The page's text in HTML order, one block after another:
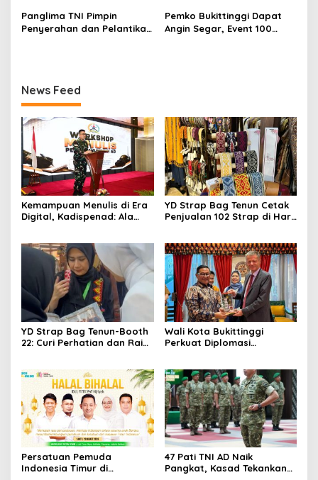
Bertajuk “Torang Samua
Basudara”
Adaptasi
Panglima TNI Pimpin
Penyerahan dan Pelantikan
Pemko Bukittinggi Dapat
Angin Segar, Event 100
News Feed
Kemampuan Menulis di Era
Digital, Kadispenad: Ala
YD Strap Bag Tenun Cetak
Penjualan 102 Strap di Hari
Nusantara Kian Digemari
YD Strap Bag Tenun-Booth
22: Curi Perhatian dan Raih
dengan Citra Nan Anggun
Wali Kota Bukittinggi
Perkuat Diplomasi
Sukseskan 100 Tahun Jam
Gadang
Persatuan Pemuda
Indonesia Timur di
47 Pati TNI AD Naik
Pangkat, Kasad Tekankan